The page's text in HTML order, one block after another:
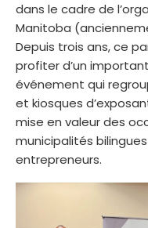
dans le cadre de
Manitoba
Depuis trois ans, ce
profiter d’un
événement qui
et kiosques
mise en valeur des
municipalités
entrepreneurs.